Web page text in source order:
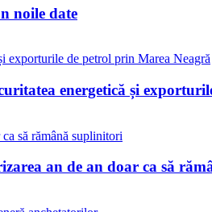
noile date
energetică și
an de an doar ca să